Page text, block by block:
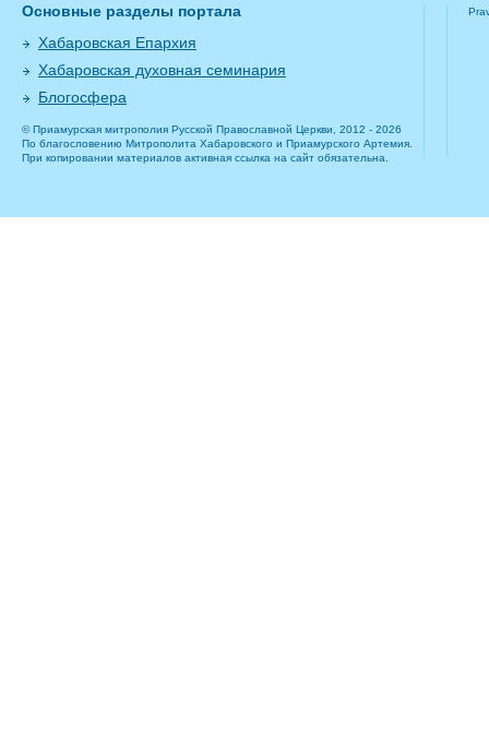
Основные разделы портала
Хабаровская Епархия
Хабаровская духовная семинария
Блогосфера
© Приамурская митрополия Русской Православной Церкви, 2012 - 2026
По благословению Митрополита Хабаровского и Приамурского Артемия.
При копировании материалов активная ссылка на сайт обязательна.